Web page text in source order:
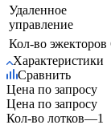
Удаленное
управление
Кол-во эжекторов
Характеристики
Сравнить
Цена по запросу
Цена по запросу
Кол-во лотков—1